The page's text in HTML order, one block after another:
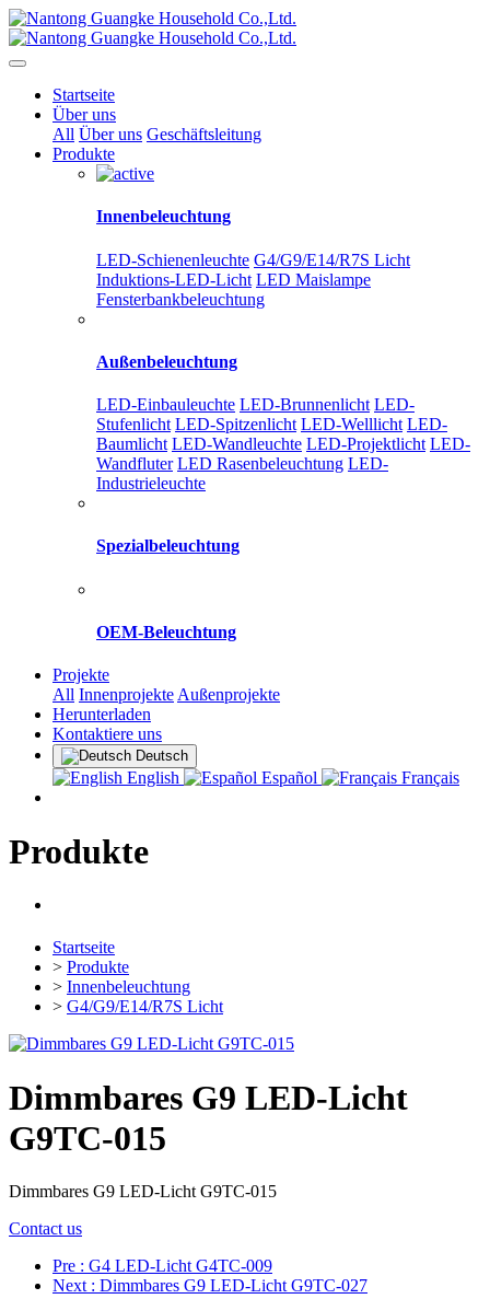
Startseite
Über uns
All Über uns Geschäftsleitung
Produkte
Innenbeleuchtung
LED-Schienenleuchte G4/G9/E14/R7S Licht
Induktions-LED-Licht LED Maislampe
Fensterbankbeleuchtung
Außenbeleuchtung
LED-Einbauleuchte LED-Brunnenlicht LED-
Stufenlicht LED-Spitzenlicht LED-Welllicht LED-
Baumlicht LED-Wandleuchte LED-Projektlicht LED-
Wandfluter LED Rasenbeleuchtung LED-
Industrieleuchte
Spezialbeleuchtung
OEM-Beleuchtung
Projekte
All Innenprojekte Außenprojekte
Herunterladen
Kontaktiere uns
Deutsch
English Español Français
Produkte
Startseite
> Produkte
> Innenbeleuchtung
> G4/G9/E14/R7S Licht
Dimmbares G9 LED-Licht
G9TC-015
Dimmbares G9 LED-Licht G9TC-015
Contact us
Pre : G4 LED-Licht G4TC-009
Next : Dimmbares G9 LED-Licht G9TC-027